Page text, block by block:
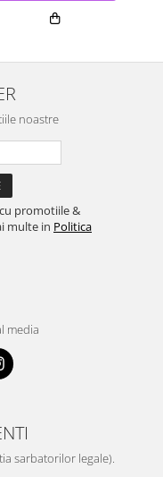
noastre
promotiile &
multe in Politica
media
sarbatorilor legale).